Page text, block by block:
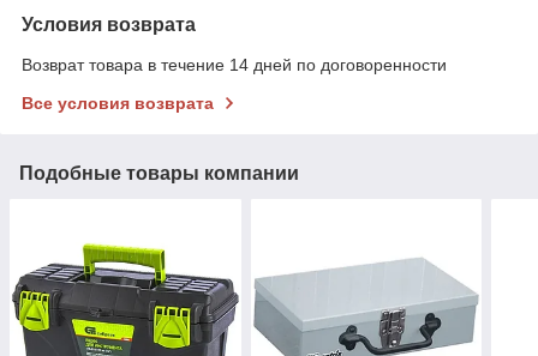
Условия возврата
Возврат товара в течение 14 дней по договоренности
Все условия возврата
Подобные товары компании